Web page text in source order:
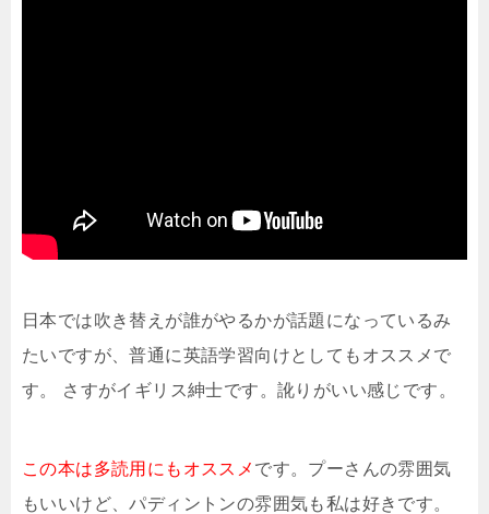
日本では吹き替えが誰がやるかが話題になっているみ
たいですが、普通に英語学習向けとしてもオススメで
す。 さすがイギリス紳士です。訛りがいい感じです。
この本は多読用にもオススメ です。プーさんの雰囲気
もいいけど、パディントンの雰囲気も私は好きです。